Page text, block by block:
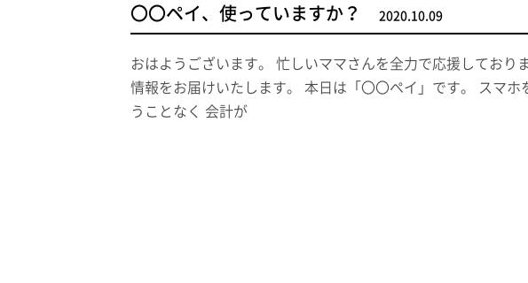
〇〇ペイ、使っていますか？ 2020.10.09
おはようございます。 忙しいママさんを全力で応援してお
情報をお届けいたします。 本日は「〇〇ペイ」です。 スマ
うことなく 会計が